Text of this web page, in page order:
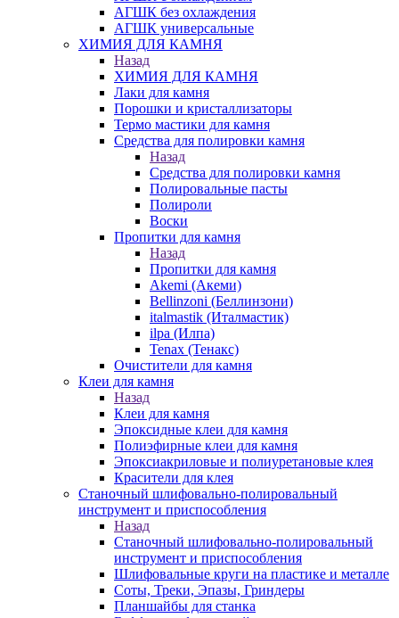
АГШК без охлаждения
АГШК универсальные
ХИМИЯ ДЛЯ КАМНЯ
Назад
ХИМИЯ ДЛЯ КАМНЯ
Лаки для камня
Порошки и кристаллизаторы
Термо мастики для камня
Средства для полировки камня
Назад
Средства для полировки камня
Полировальные пасты
Полироли
Воски
Пропитки для камня
Назад
Пропитки для камня
Akemi (Акеми)
Bellinzoni (Беллинзони)
italmastik (Италмастик)
ilpa (Илпа)
Tenax (Тенакс)
Очистители для камня
Клеи для камня
Назад
Клеи для камня
Эпоксидные клеи для камня
Полиэфирные клеи для камня
Эпоксиакриловые и полиуретановые клея
Красители для клея
Станочный шлифовально-полировальный
инструмент и приспособления
Назад
Станочный шлифовально-полировальный
инструмент и приспособления
Шлифовальные круги на пластике и металле
Соты, Треки, Эпазы, Гриндеры
Планшайбы для станка